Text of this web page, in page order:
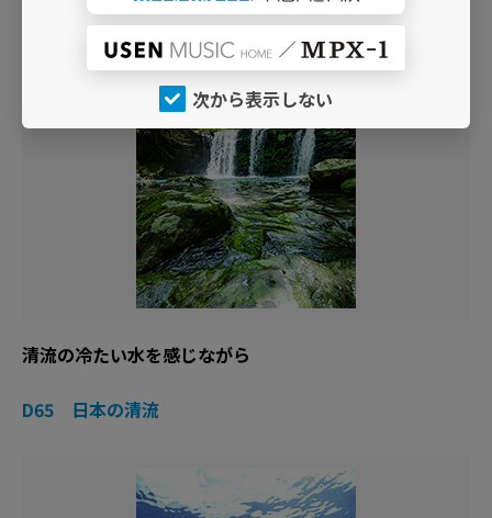
D56 森林浴
清流の冷たい水を感じながら
D65 日本の清流
次から表示しない